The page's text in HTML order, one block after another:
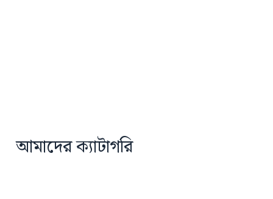
আমাদের ক্যাটাগরি